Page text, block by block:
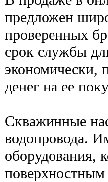
предложен
проверенных
срок службы
экономически,
денег на ее
Скважинные
водопровода.
оборудования,